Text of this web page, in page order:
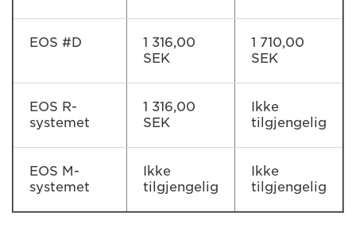
EOS #D
1 316,00
SEK
1 710,00
SEK
EOS R-
systemet
1 316,00
SEK
Ikke
tilgjengelig
EOS M-
systemet
Ikke
tilgjengelig
Ikke
tilgjengelig